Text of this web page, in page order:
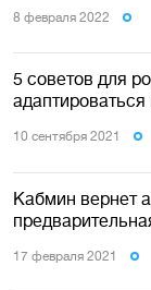
8 февраля 2022
5 советов для
10 сентября 2021
Кабмин вернет
17 февраля 2021